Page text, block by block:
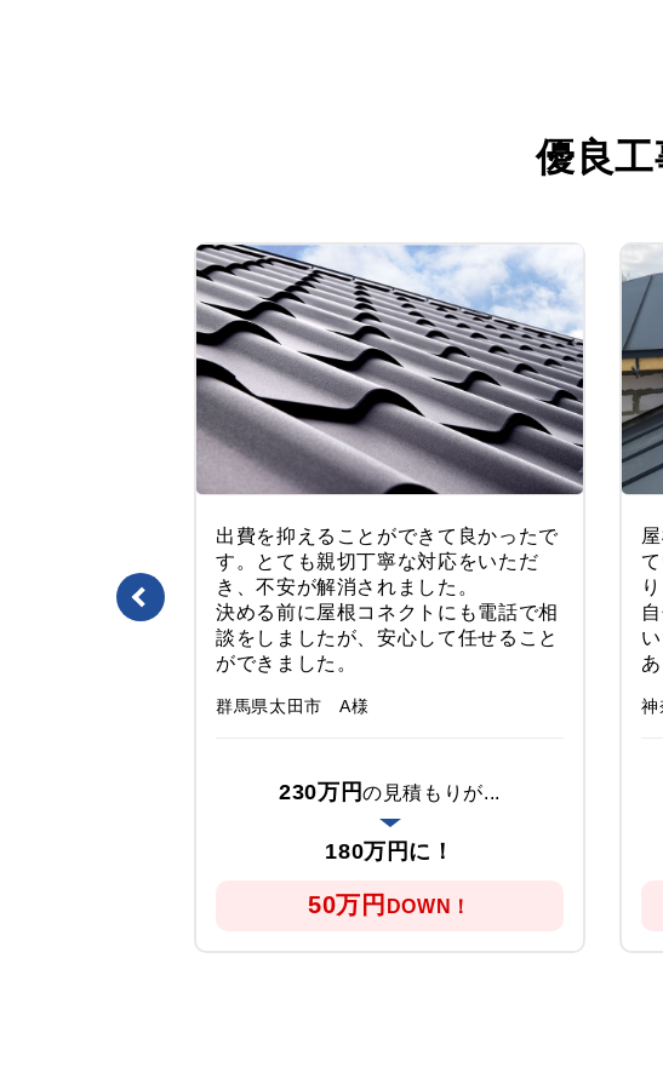
優良
い塗料を薦め
でした。こち
出費を抑えることができて良かったで
す。とても親切丁寧な対応をいただ
き、不安が解消されました。
決める前に屋根コネクトにも電話で相
談をしましたが、安心して任せること
ができました。
群馬県太田市 A様
230万円の見積もりが...
180万円に！
50万円 DOWN！